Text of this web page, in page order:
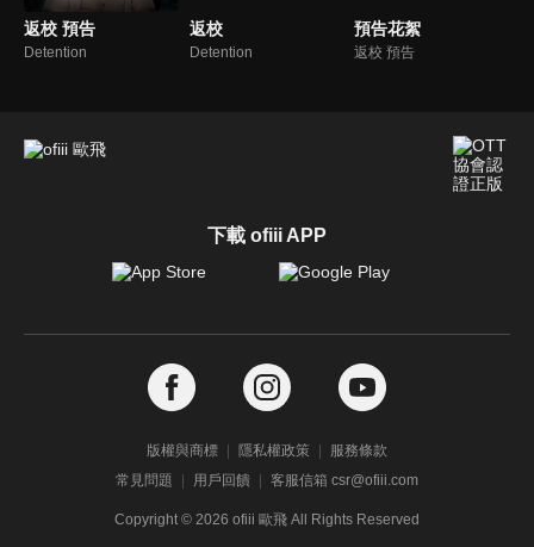
返校 預告
Detention
返校
Detention
預告花絮
返校 預告
下載 ofiii APP
版權與商標 隱私權政策
服務條款
常見問題
用戶回饋 客服信箱 csr@ofiii.com
Copyright © 2026 ofiii 歐飛 All Rights Reserved